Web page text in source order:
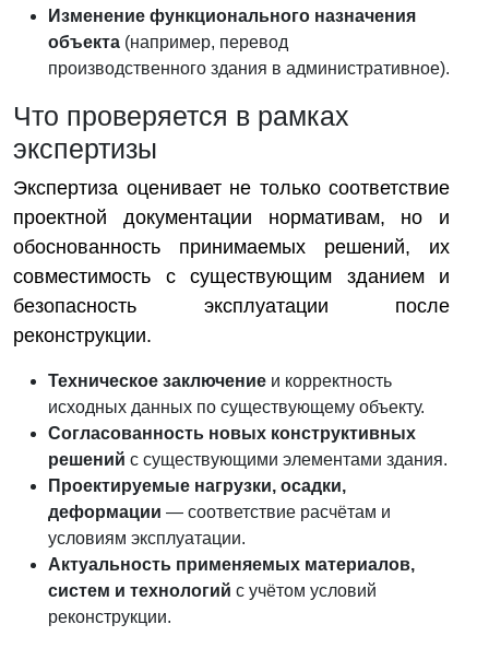
Изменение функционального назначения
объекта (например, перевод
производственного здания в административное).
Что проверяется в рамках
экспертизы
Экспертиза оценивает не только соответствие
проектной документации нормативам, но и
обоснованность принимаемых решений, их
совместимость с существующим зданием и
безопасность эксплуатации после
реконструкции.
Техническое заключение и корректность
исходных данных по существующему объекту.
Согласованность новых конструктивных
решений с существующими элементами здания.
Проектируемые нагрузки, осадки,
деформации — соответствие расчётам и
условиям эксплуатации.
Актуальность применяемых материалов,
систем и технологий с учётом условий
реконструкции.